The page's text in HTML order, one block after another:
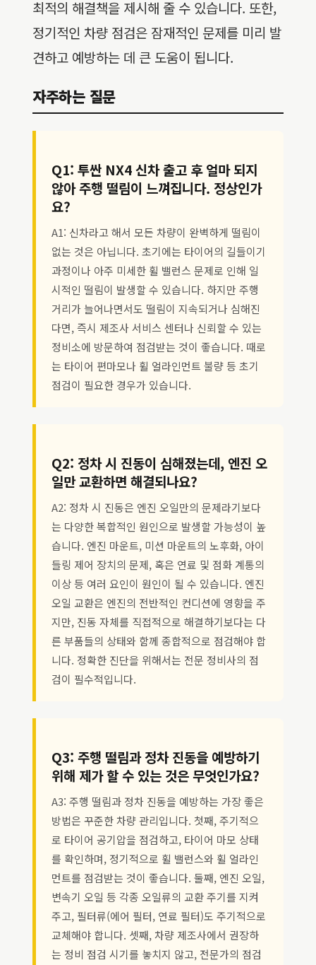
최적의 해결책을 제시해 줄 수 있습니다. 또한,
정기적인 차량 점검은 잠재적인 문제를 미리 발
견하고 예방하는 데 큰 도움이 됩니다.
자주하는 질문
Q1: 투싼 NX4 신차 출고 후 얼마 되지
않아 주행 떨림이 느껴집니다. 정상인가
요?
A1: 신차라고 해서 모든 차량이 완벽하게 떨림이
없는 것은 아닙니다. 초기에는 타이어의 길들이기
과정이나 아주 미세한 휠 밸런스 문제로 인해 일
시적인 떨림이 발생할 수 있습니다. 하지만 주행
거리가 늘어나면서도 떨림이 지속되거나 심해진
다면, 즉시 제조사 서비스 센터나 신뢰할 수 있는
정비소에 방문하여 점검받는 것이 좋습니다. 때로
는 타이어 편마모나 휠 얼라인먼트 불량 등 초기
점검이 필요한 경우가 있습니다.
Q2: 정차 시 진동이 심해졌는데, 엔진 오
일만 교환하면 해결되나요?
A2: 정차 시 진동은 엔진 오일만의 문제라기보다
는 다양한 복합적인 원인으로 발생할 가능성이 높
습니다. 엔진 마운트, 미션 마운트의 노후화, 아이
들링 제어 장치의 문제, 혹은 연료 및 점화 계통의
이상 등 여러 요인이 원인이 될 수 있습니다. 엔진
오일 교환은 엔진의 전반적인 컨디션에 영향을 주
지만, 진동 자체를 직접적으로 해결하기보다는 다
른 부품들의 상태와 함께 종합적으로 점검해야 합
니다. 정확한 진단을 위해서는 전문 정비사의 점
검이 필수적입니다.
Q3: 주행 떨림과 정차 진동을 예방하기
위해 제가 할 수 있는 것은 무엇인가요?
A3: 주행 떨림과 정차 진동을 예방하는 가장 좋은
방법은 꾸준한 차량 관리입니다. 첫째, 주기적으
로 타이어 공기압을 점검하고, 타이어 마모 상태
를 확인하며, 정기적으로 휠 밸런스와 휠 얼라인
먼트를 점검받는 것이 좋습니다. 둘째, 엔진 오일,
변속기 오일 등 각종 오일류의 교환 주기를 지켜
주고, 필터류(에어 필터, 연료 필터)도 주기적으로
교체해야 합니다. 셋째, 차량 제조사에서 권장하
는 정비 점검 시기를 놓치지 않고, 전문가의 점검